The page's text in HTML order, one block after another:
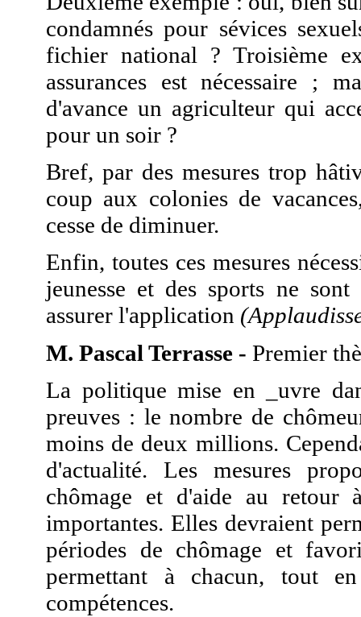
condamnés pour sévices
fichier national ? Troisième
assurances est nécessaire ;
d'avance un agriculteur qui
pour un soir ?
Bref, par des mesures trop
coup aux colonies de
cesse de diminuer.
Enfin, toutes ces mesures
jeunesse et des sports ne
assurer l'application
M. Pascal Terrasse - Premier
La politique mise en _uvre
preuves : le nombre de
moins de deux millions.
d'actualité. Les mesures
chômage et d'aide au retour
importantes. Elles devraient
périodes de chômage et
permettant à chacun, tout
compétences.